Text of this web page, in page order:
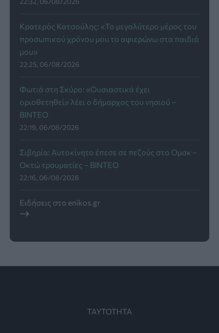
Κρατερός Κατσούλης: «Το μεγαλύτερο μέρος του
προσωπικού χρόνου μου το αφιερώνω στα παιδιά
μου»
22:25, 06/08/2026
Φωτιά στη Σκύρο: «Ουσιαστικά έχει
οριοθετηθεί» λέει ο δήμαρχος του νησιού –
ΒΙΝΤΕΟ
22:19, 06/08/2026
Σιβηρία: Αυτοκίνητο έπεσε σε πεζούς στο Ομσκ –
Οκτώ τραυματίες – BINTEO
22:16, 06/08/2026
Ειδήσεις στο enikos.gr
ΤΑΥΤΟΤΗΤΑ